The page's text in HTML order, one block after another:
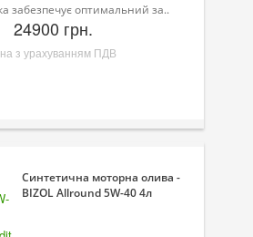
забезпечує оптимальний за..
24900 грн.
з урахуванням ПДВ
Синтетична моторна олива -
BIZOL Allround 5W-40 4л